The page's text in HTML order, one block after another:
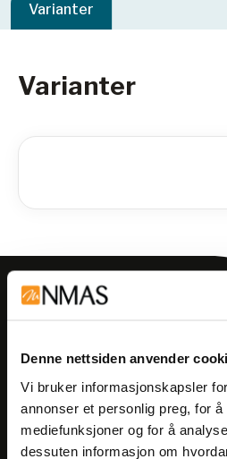
Denne nettsiden anvender
Vi bruker informasjonskapsler
annonser et personlig preg, for
mediefunksjoner og for å
dessuten informasjon om
Varianter
Varianter
Få informasjon om
arrangementer og
Meld på nyhetsbrev